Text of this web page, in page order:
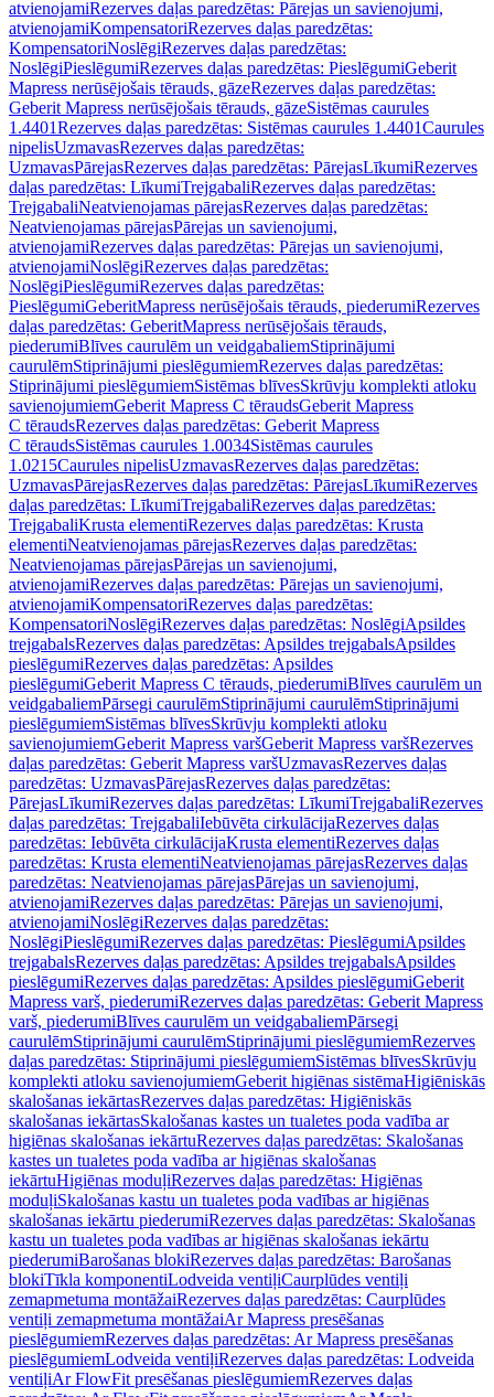
atvienojamiRezerves daļas paredzētas: Pārejas un savienojumi,
atvienojamiKompensatoriRezerves daļas paredzētas:
KompensatoriNoslēgiRezerves daļas paredzētas:
NoslēgiPieslēgumiRezerves daļas paredzētas: PieslēgumiGeberit
Mapress nerūsējošais tērauds, gāzeRezerves daļas paredzētas:
Geberit Mapress nerūsējošais tērauds, gāzeSistēmas caurules
1.4401Rezerves daļas paredzētas: Sistēmas caurules 1.4401Caurules
nipelisUzmavasRezerves daļas paredzētas:
UzmavasPārejasRezerves daļas paredzētas: PārejasLīkumiRezerves
daļas paredzētas: LīkumiTrejgabaliRezerves daļas paredzētas:
TrejgabaliNeatvienojamas pārejasRezerves daļas paredzētas:
Neatvienojamas pārejasPārejas un savienojumi,
atvienojamiRezerves daļas paredzētas: Pārejas un savienojumi,
atvienojamiNoslēgiRezerves daļas paredzētas:
NoslēgiPieslēgumiRezerves daļas paredzētas:
PieslēgumiGeberitMapress nerūsējošais tērauds, piederumiRezerves
daļas paredzētas: GeberitMapress nerūsējošais tērauds,
piederumiBlīves caurulēm un veidgabaliemStiprinājumi
caurulēmStiprinājumi pieslēgumiemRezerves daļas paredzētas:
Stiprinājumi pieslēgumiemSistēmas blīvesSkrūvju komplekti atloku
savienojumiemGeberit Mapress C tēraudsGeberit Mapress
C tēraudsRezerves daļas paredzētas: Geberit Mapress
C tēraudsSistēmas caurules 1.0034Sistēmas caurules
1.0215Caurules nipelisUzmavasRezerves daļas paredzētas:
UzmavasPārejasRezerves daļas paredzētas: PārejasLīkumiRezerves
daļas paredzētas: LīkumiTrejgabaliRezerves daļas paredzētas:
TrejgabaliKrusta elementiRezerves daļas paredzētas: Krusta
elementiNeatvienojamas pārejasRezerves daļas paredzētas:
Neatvienojamas pārejasPārejas un savienojumi,
atvienojamiRezerves daļas paredzētas: Pārejas un savienojumi,
atvienojamiKompensatoriRezerves daļas paredzētas:
KompensatoriNoslēgiRezerves daļas paredzētas: NoslēgiApsildes
trejgabalsRezerves daļas paredzētas: Apsildes trejgabalsApsildes
pieslēgumiRezerves daļas paredzētas: Apsildes
pieslēgumiGeberit Mapress C tērauds, piederumiBlīves caurulēm un
veidgabaliemPārsegi caurulēmStiprinājumi caurulēmStiprinājumi
pieslēgumiemSistēmas blīvesSkrūvju komplekti atloku
savienojumiemGeberit Mapress varšGeberit Mapress varšRezerves
daļas paredzētas: Geberit Mapress varšUzmavasRezerves daļas
paredzētas: UzmavasPārejasRezerves daļas paredzētas:
PārejasLīkumiRezerves daļas paredzētas: LīkumiTrejgabaliRezerves
daļas paredzētas: TrejgabaliIebūvēta cirkulācijaRezerves daļas
paredzētas: Iebūvēta cirkulācijaKrusta elementiRezerves daļas
paredzētas: Krusta elementiNeatvienojamas pārejasRezerves daļas
paredzētas: Neatvienojamas pārejasPārejas un savienojumi,
atvienojamiRezerves daļas paredzētas: Pārejas un savienojumi,
atvienojamiNoslēgiRezerves daļas paredzētas:
NoslēgiPieslēgumiRezerves daļas paredzētas: PieslēgumiApsildes
trejgabalsRezerves daļas paredzētas: Apsildes trejgabalsApsildes
pieslēgumiRezerves daļas paredzētas: Apsildes pieslēgumiGeberit
Mapress varš, piederumiRezerves daļas paredzētas: Geberit Mapress
varš, piederumiBlīves caurulēm un veidgabaliemPārsegi
caurulēmStiprinājumi caurulēmStiprinājumi pieslēgumiemRezerves
daļas paredzētas: Stiprinājumi pieslēgumiemSistēmas blīvesSkrūvju
komplekti atloku savienojumiemGeberit higiēnas sistēmaHigiēniskās
skalošanas iekārtasRezerves daļas paredzētas: Higiēniskās
skalošanas iekārtasSkalošanas kastes un tualetes poda vadība ar
higiēnas skalošanas iekārtuRezerves daļas paredzētas: Skalošanas
kastes un tualetes poda vadība ar higiēnas skalošanas
iekārtuHigiēnas moduļiRezerves daļas paredzētas: Higiēnas
moduļiSkalošanas kastu un tualetes poda vadības ar higiēnas
skalošanas iekārtu piederumiRezerves daļas paredzētas: Skalošanas
kastu un tualetes poda vadības ar higiēnas skalošanas iekārtu
piederumiBarošanas blokiRezerves daļas paredzētas: Barošanas
blokiTīkla komponentiLodveida ventiļiCaurplūdes ventiļi
zemapmetuma montāžaiRezerves daļas paredzētas: Caurplūdes
ventiļi zemapmetuma montāžaiAr Mapress presēšanas
pieslēgumiemRezerves daļas paredzētas: Ar Mapress presēšanas
pieslēgumiemLodveida ventiļiRezerves daļas paredzētas: Lodveida
ventiļiAr FlowFit presēšanas pieslēgumiemRezerves daļas